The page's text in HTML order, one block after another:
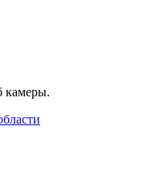
камеры.